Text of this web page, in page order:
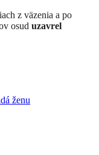
z väzenia a po
osud uzavrel
ženu